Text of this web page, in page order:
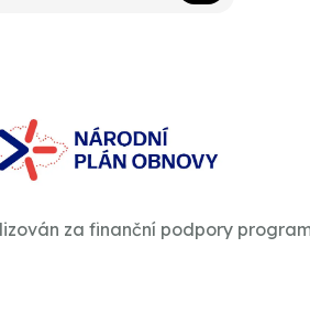
za finanční podpory